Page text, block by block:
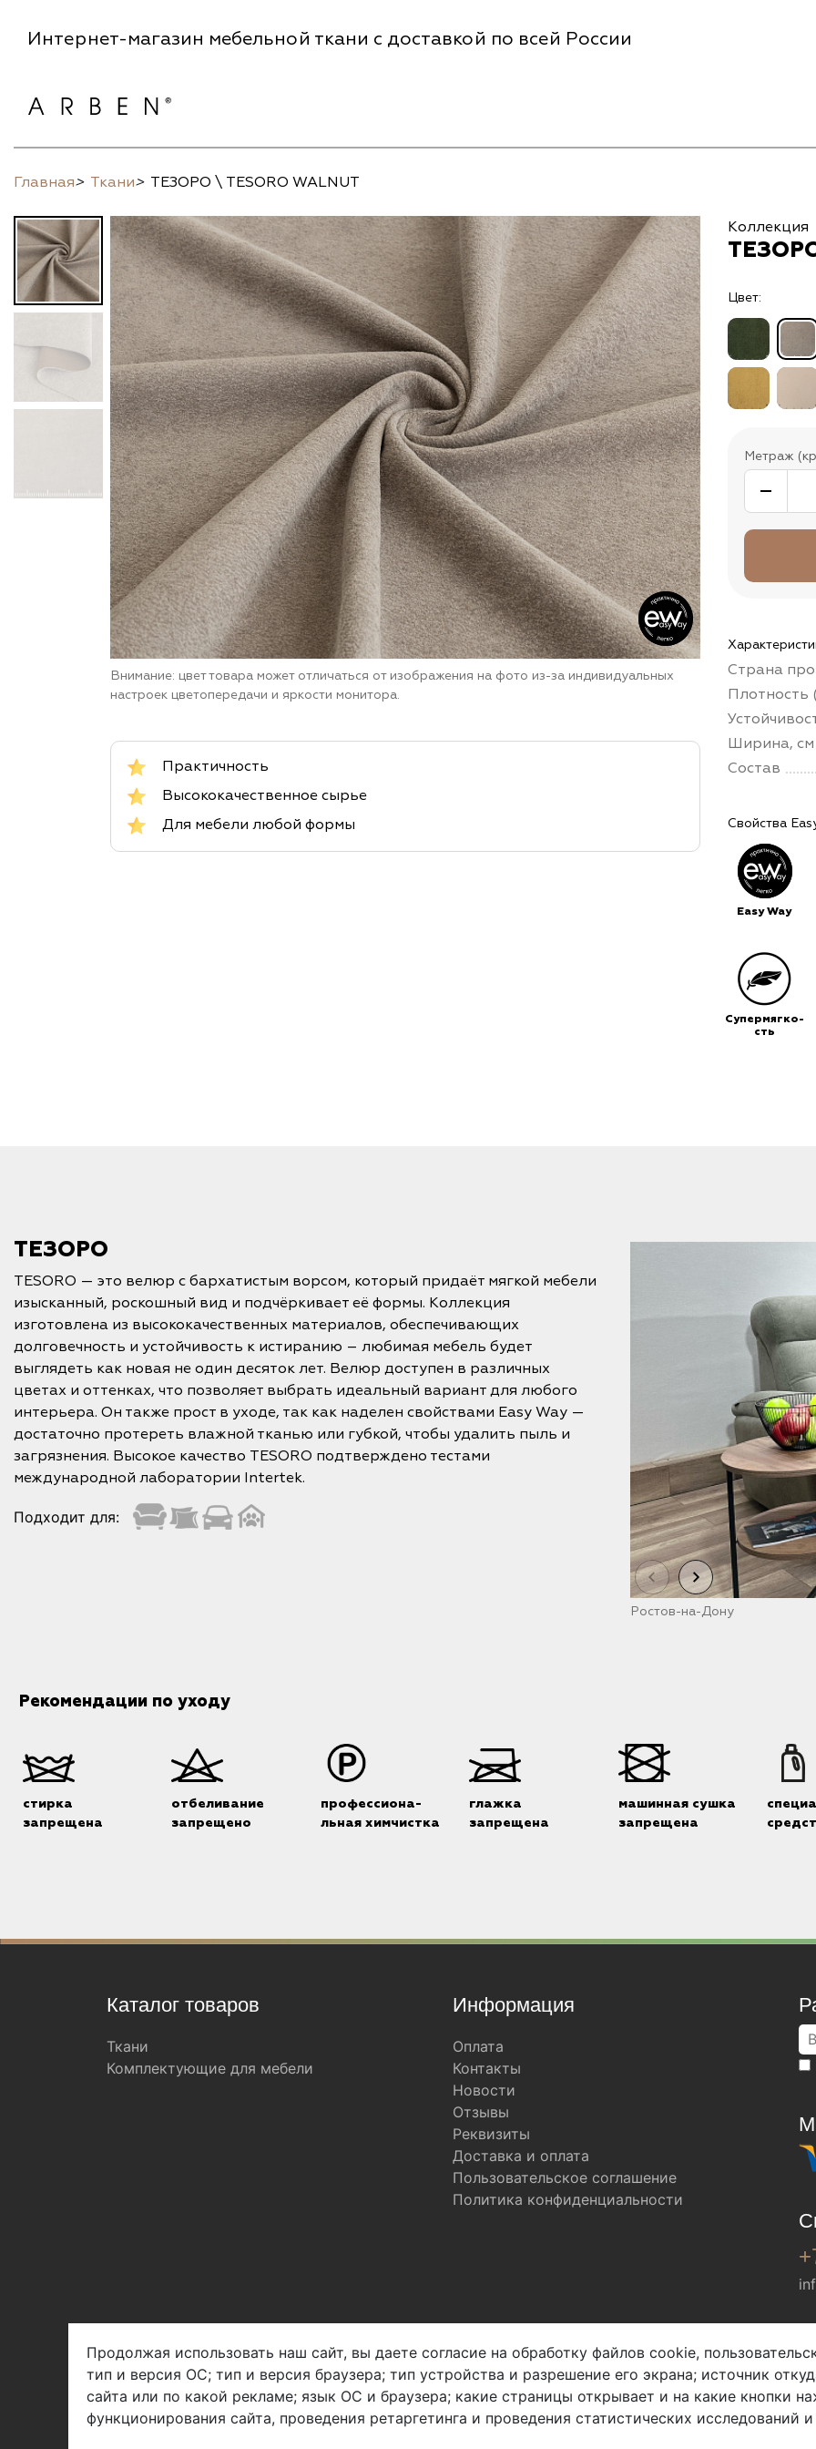
Интернет-магазин мебельной ткани с доставкой по всей России
Главная> Ткани> ТЕЗОРО \ TESORO WALNUT
Внимание: цвет товара может отличаться от изображения на фото из-за индивидуальных
настроек цветопередачи и яркости монитора.
Практичность
Высококачественное сырье
Для мебели любой формы
Коллекция
Цвет:
Метраж
Страна
Плотность
Ширина, см
Состав
Свойства
Easy Way
Супермягко-
сть
ТЕЗОРО
TESORO — это велюр с бархатистым ворсом, который придаёт мягкой мебели
изысканный, роскошный вид и подчёркивает её формы. Коллекция
изготовлена из высококачественных материалов, обеспечивающих
долговечность и устойчивость к истиранию – любимая мебель будет
выглядеть как новая не один десяток лет. Велюр доступен в различных
цветах и оттенках, что позволяет выбрать идеальный вариант для любого
интерьера. Он также прост в уходе, так как наделен свойствами Easy Way —
достаточно протереть влажной тканью или губкой, чтобы удалить пыль и
загрязнения. Высокое качество TESORO подтверждено тестами
международной лаборатории Intertek.
Подходит для:
Ростов-на-Дону
Рекомендации по уходу
стирка
запрещена
отбеливание
запрещено
профессиона-
льная химчистка
глажка
запрещена
машинная сушка
запрещена
Каталог товаров
Ткани
Комплектующие для мебели
Информация
Оплата
Контакты
Новости
Отзывы
Реквизиты
Доставка и оплата
Пользовательское соглашение
Политика конфиденциальности
Арбен текстиль г. Щелково, пер.
1-й Советский д.25, владение 2.
Мы в соц. сетях
Продолжая использовать наш сайт, вы даете согласие на обработку файлов cookie,
тип и версия ОС; тип и версия браузера; тип устройства и разрешение его экрана; источник
сайта или по какой рекламе; язык ОС и браузера; какие страницы открывает и на какие кнопки
функционирования сайта, проведения ретаргетинга и проведения статистических исследований